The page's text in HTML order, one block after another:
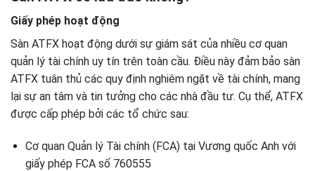
Giấy phép hoạt động
Sàn ATFX hoạt động dưới sự giám sát của nhiều cơ quan
quản lý tài chính uy tín trên toàn cầu. Điều này đảm bảo sàn
ATFX tuân thủ các quy định nghiêm ngặt về tài chính, mang
lại sự an tâm và tin tưởng cho các nhà đầu tư. Cụ thể, ATFX
được cấp phép bởi các tổ chức sau:
Cơ quan Quản lý Tài chính (FCA) tại Vương quốc Anh với
giấy phép FCA số 760555